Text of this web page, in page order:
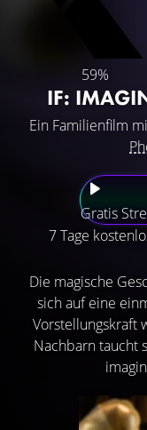
59%
IF:
Ein Familienfilm
Gratis
7 Tage
Die magische
sich auf eine
Vorstellungskraft
Nachbarn taucht